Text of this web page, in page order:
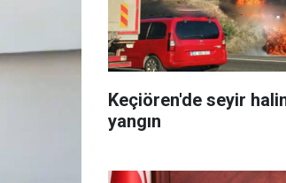
Keçiören'de seyir
yangın